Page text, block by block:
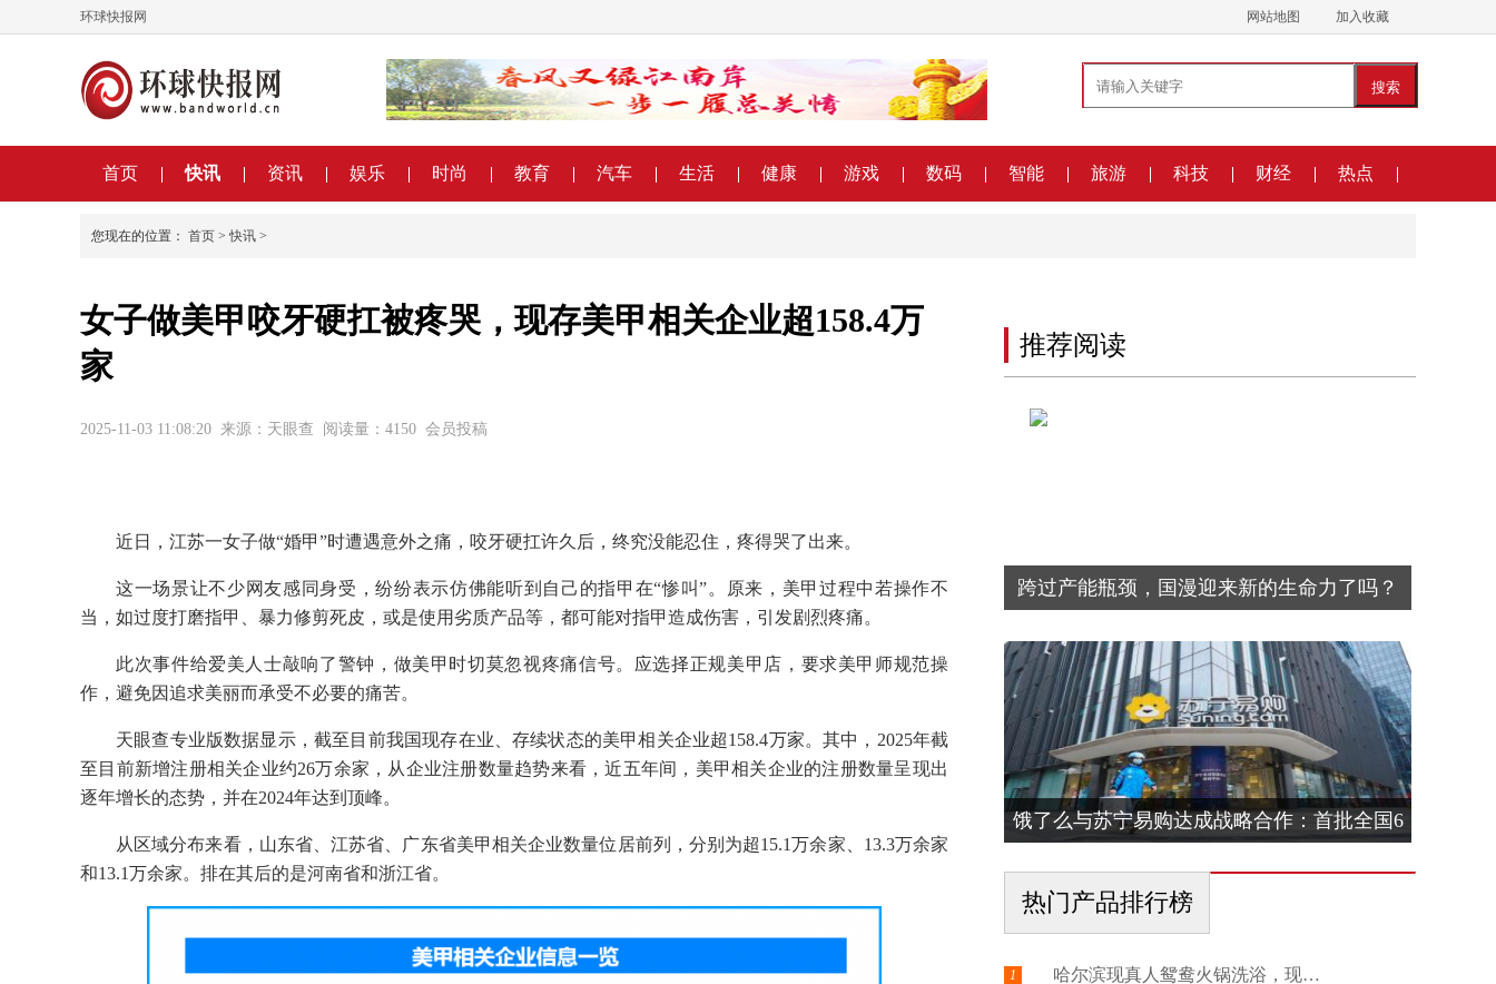
环球快报网 网站地图 加入收藏
搜索
首页 快讯 资讯 娱乐 时尚 教育 汽车 生活 健康 游戏 数码 智能 旅游 科技 财经 热点
您现在的位置： 首页 >快讯 >
女子做美甲咬牙硬扛被疼哭，现存美甲相关企业超158.4万
家
2025-11-03 11:08:20 来源：天眼查 阅读量：4150 会员投稿
近日，江苏一女子做“婚甲”时遭遇意外之痛，咬牙硬扛许久后，终究没能忍住，疼得哭了出来。
这一场景让不少网友感同身受，纷纷表示仿佛能听到自己的指甲在“惨叫”。原来，美甲过程中若操作不
当，如过度打磨指甲、暴力修剪死皮，或是使用劣质产品等，都可能对指甲造成伤害，引发剧烈疼痛。
此次事件给爱美人士敲响了警钟，做美甲时切莫忽视疼痛信号。应选择正规美甲店，要求美甲师规范操
作，避免因追求美丽而承受不必要的痛苦。
天眼查专业版数据显示，截至目前我国现存在业、存续状态的美甲相关企业超158.4万家。其中，2025年截
至目前新增注册相关企业约26万余家，从企业注册数量趋势来看，近五年间，美甲相关企业的注册数量呈现出
逐年增长的态势，并在2024年达到顶峰。
从区域分布来看，山东省、江苏省、广东省美甲相关企业数量位居前列，分别为超15.1万余家、13.3万余家
和13.1万余家。排在其后的是河南省和浙江省。
推荐阅读
跨过产能瓶颈，国漫迎来新的生命力了吗？
饿了么与苏宁易购达成战略合作：首批全国6
热门产品排行榜
1 哈尔滨现真人鸳鸯火锅洗浴，现存洗浴相关...